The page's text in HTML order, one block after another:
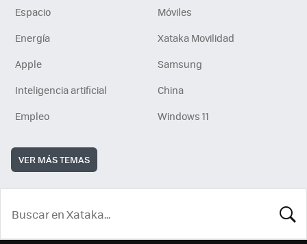
Espacio
Móviles
Energía
Xataka Movilidad
Apple
Samsung
Inteligencia artificial
China
Empleo
Windows 11
VER MÁS TEMAS